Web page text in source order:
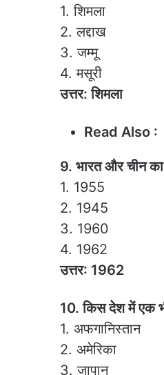
1. शिमला
2. लद्दाख
3. जम्मू
4. मसूरी
उत्तर: शिमला
Read Also :
9. भारत और चीन
1. 1955
2. 1945
3. 1960
4. 1962
उत्तर: 1962
10. किस देश में एक
1. अफगानिस्तान
2. अमेरिका
3. जापान